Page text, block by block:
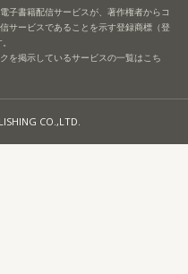
子書籍配信サービスが、著作権者からコ
サービスであることを示す登録商標（登
を掲示しているサービスの一覧はこち
CO.,LTD.